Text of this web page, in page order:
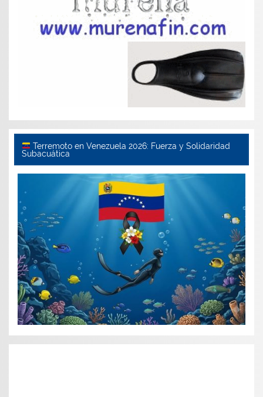
Terremoto en Venezuela 2026: Fuerza y Solidaridad
Subacuática